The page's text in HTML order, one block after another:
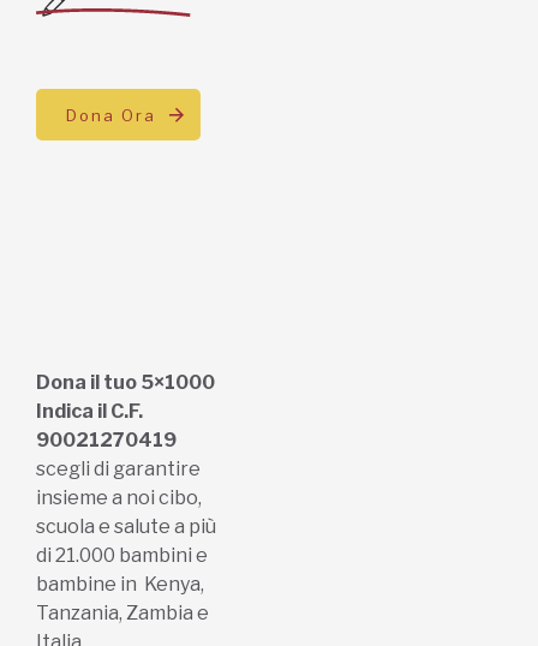
Dona Ora
Dona il tuo 5×1000
Indica il C.F.
90021270419
scegli di garantire
insieme a noi cibo,
scuola e salute a più
di 21.000 bambini e
bambine in Kenya,
Tanzania, Zambia e